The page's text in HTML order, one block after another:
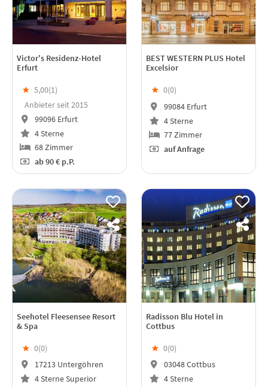
Victor's Residenz-Hotel
Erfurt
★ 5,00(1)
Anbieter seit 2015
99096 Erfurt
4 Sterne
68 Zimmer
ab90 € p.P.
BEST WESTERN PLUS Hotel
Excelsior
★ 0(0)
99084 Erfurt
4 Sterne
77 Zimmer
auf Anfrage
Seehotel Fleesensee Resort
& Spa
★ 0(0)
17213 Untergöhren
4 Sterne Superior
Radisson Blu Hotel in
Cottbus
★ 0(0)
03048 Cottbus
4 Sterne